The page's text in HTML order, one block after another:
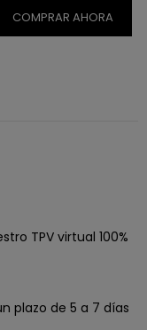
COMPRAR AHORA
TPV virtual 100%
plazo de 5 a 7 días